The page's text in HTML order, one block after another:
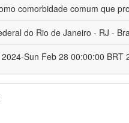
comorbidade comum que
do Rio de Janeiro - RJ -
Sun Feb 28 00:00:00 BRT